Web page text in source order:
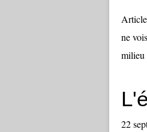
ne
milieu
22